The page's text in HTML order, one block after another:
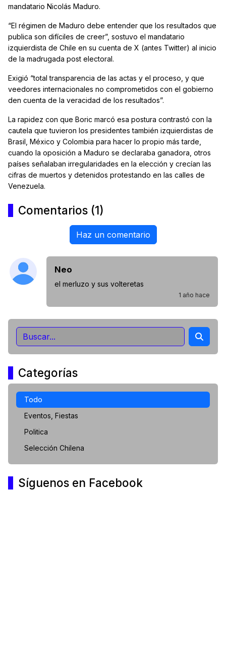
mandatario Nicolás Maduro.
“El régimen de Maduro debe entender que los resultados que
publica son difíciles de creer”, sostuvo el mandatario
izquierdista de Chile en su cuenta de X (antes Twitter) al inicio
de la madrugada post electoral.
Exigió “total transparencia de las actas y el proceso, y que
veedores internacionales no comprometidos con el gobierno
den cuenta de la veracidad de los resultados”.
La rapidez con que Boric marcó esa postura contrastó con la
cautela que tuvieron los presidentes también izquierdistas de
Brasil, México y Colombia para hacer lo propio más tarde,
cuando la oposición a Maduro se declaraba ganadora, otros
países señalaban irregularidades en la elección y crecían las
cifras de muertos y detenidos protestando en las calles de
Venezuela.
Comentarios (1)
Haz un comentario
Neo
el merluzo y sus volteretas
1 año hace
Categorías
Todo
Eventos, Fiestas
Politica
Selección Chilena
Síguenos en Facebook